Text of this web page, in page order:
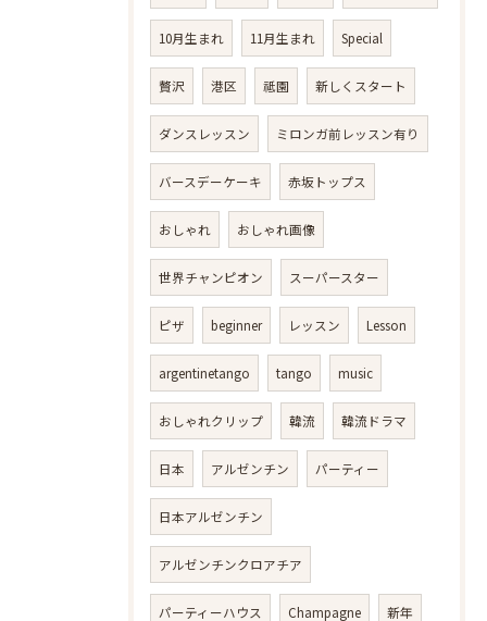
10月生まれ 11月生まれ Special
贅沢 港区 祗園 新しくスタート
ダンスレッスン ミロンガ前レッスン有り
バースデーケーキ 赤坂トップス
おしゃれ おしゃれ画像
世界チャンピオン スーパースター
ピザ beginner レッスン Lesson
argentinetango tango music
おしゃれクリップ 韓流 韓流ドラマ
日本 アルゼンチン パーティー
日本アルゼンチン
アルゼンチンクロアチア
パーティーハウス Champagne 新年